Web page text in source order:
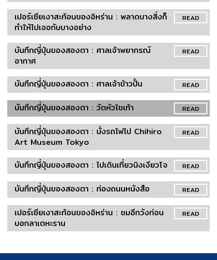
READ
เปอร์เซียเงาสะท้อนของอิหร่าน : พลาดบางสิ่งก็
ทำให้ไปเจอกับบางอย่าง
READ
บันทึกญี่ปุ่นของสองตา : ศาลเจ้าพยากรณ์
อากาศ
READ
บันทึกญี่ปุ่นของสองตา : ศาลเจ้าข้าวปั้น
READ
บันทึกญี่ปุ่นของสองตา : วัดหัวไชเท้า
READ
บันทึกญี่ปุ่นของสองตา : นั่งรถไฟไป Chihiro
Art Museum Tokyo
READ
บันทึกญี่ปุ่นของสองตา : ไปเดินเที่ยวนิงเงียวโจ
READ
บันทึกญี่ปุ่นของสองตา : ท่องถนนหนังสือ
READ
เปอร์เซียเงาสะท้อนของอิหร่าน : ชมอีกวังก่อน
บอกลาเตหะราน